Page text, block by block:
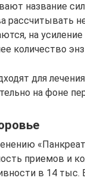
название
рассчитывать
на
количество
для
на фоне
приемов и
в 14